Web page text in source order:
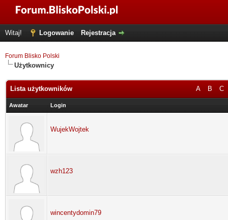
Witaj! Logowanie Rejestracja
Forum Blisko Polski
Użytkownicy
A B C
Lista użytkowników
Awatar Login
WujekWojtek
wzh123
wincentydomin79